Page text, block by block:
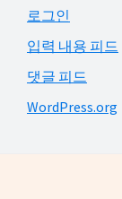
로그인
입력 내용 피드
댓글 피드
WordPress.org